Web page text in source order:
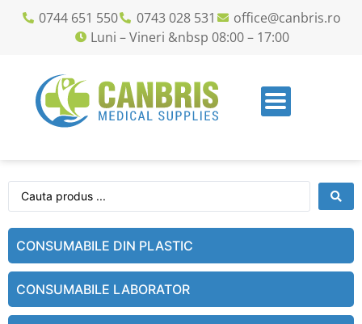
0744 651 550 0743 028 531
office@canbris.ro
Luni – Vineri &nbsp 08:00 – 17:00
CONSUMABILE DIN PLASTIC
CONSUMABILE LABORATOR